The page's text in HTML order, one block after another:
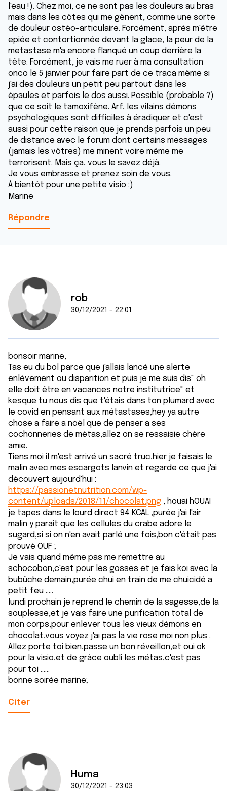
l'eau !). Chez moi, ce ne sont pas les douleurs au bras
mais dans les côtes qui me gênent, comme une sorte
de douleur ostéo-articulaire. Forcément, après m'être
epiée et contortionnée devant la glace, la peur de la
metastase m'a encore flanqué un coup derrière la
tête. Forcément, je vais me ruer à ma consultation
onco le 5 janvier pour faire part de ce traca même si
j'ai des douleurs un petit peu partout dans les
épaules et parfois le dos aussi. Possible (probable ?)
que ce soit le tamoxifène. Arf, les vilains démons
psychologiques sont difficiles à éradiquer et c'est
aussi pour cette raison que je prends parfois un peu
de distance avec le forum dont certains messages
(jamais les vôtres) me minent voire même me
terrorisent. Mais ça, vous le savez déjà.
Je vous embrasse et prenez soin de vous.
À bientôt pour une petite visio :)
Marine
Répondre
rob
30/12/2021 - 22:01
bonsoir marine,
Tas eu du bol parce que j'allais lancé une alerte
enlèvement ou disparition et puis je me suis dis" oh
elle doit être en vacances notre institutrice" et
kesque tu nous dis que t'étais dans ton plumard avec
le covid en pensant aux métastases,hey ya autre
chose a faire a noël que de penser a ses
cochonneries de métas,allez on se ressaisie chère
amie.
Tiens moi il m'est arrivé un sacré truc,hier je faisais le
malin avec mes escargots lanvin et regarde ce que j'ai
découvert aujourd'hui :
https://passionetnutrition.com/wp-
content/uploads/2018/11/chocolat.png , houai hOUAI
je tapes dans le lourd direct 94 KCAL ,purée j'ai l'air
malin y parait que les cellules du crabe adore le
sugard,si si on n'en avait parlé une fois,bon c'était pas
prouvé OUF ;
Je vais quand même pas me remettre au
schocobon,c'est pour les gosses et je fais koi avec la
bubûche demain,purée chui en train de me chuicidé a
petit feu .....
lundi prochain je reprend le chemin de la sagesse,de la
souplesse,et je vais faire une purification total de
mon corps,pour enlever tous les vieux démons en
chocolat,vous voyez j'ai pas la vie rose moi non plus .
Allez porte toi bien,passe un bon réveillon,et oui ok
pour la visio,et de grâce oubli les métas,c'est pas
pour toi ......
bonne soirée marine;
Citer
Huma
30/12/2021 - 23:03